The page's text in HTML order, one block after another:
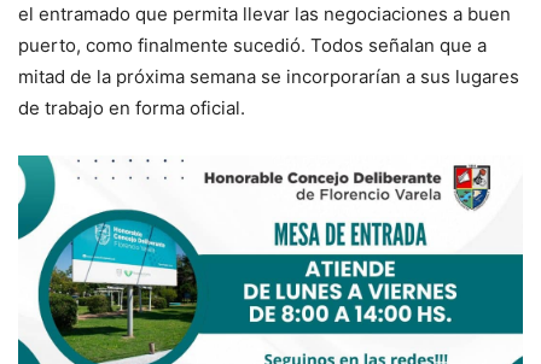
el entramado que permita llevar las negociaciones a buen
puerto, como finalmente sucedió. Todos señalan que a
mitad de la próxima semana se incorporarían a sus lugares
de trabajo en forma oficial.